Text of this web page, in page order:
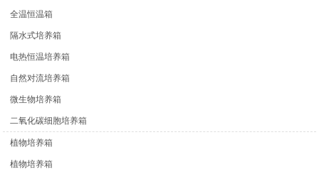
全温恒温箱
隔水式培养箱
电热恒温培养箱
自然对流培养箱
微生物培养箱
二氧化碳细胞培养箱
植物培养箱
植物培养箱